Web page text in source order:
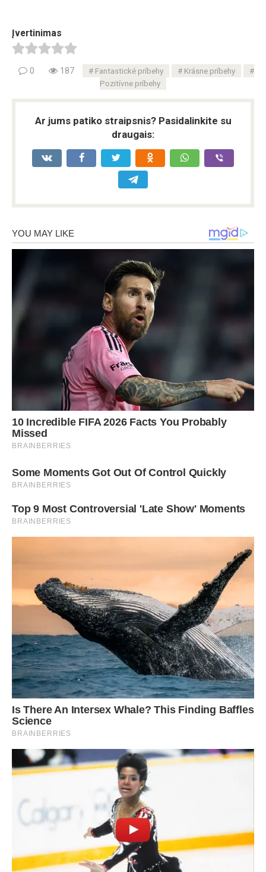
Įvertinimas
0 187 Fantastické príbehy
Krásne príbehy
Pozitívne príbehy
Ar jums patiko straipsnis? Pasidalinkite su
draugais: